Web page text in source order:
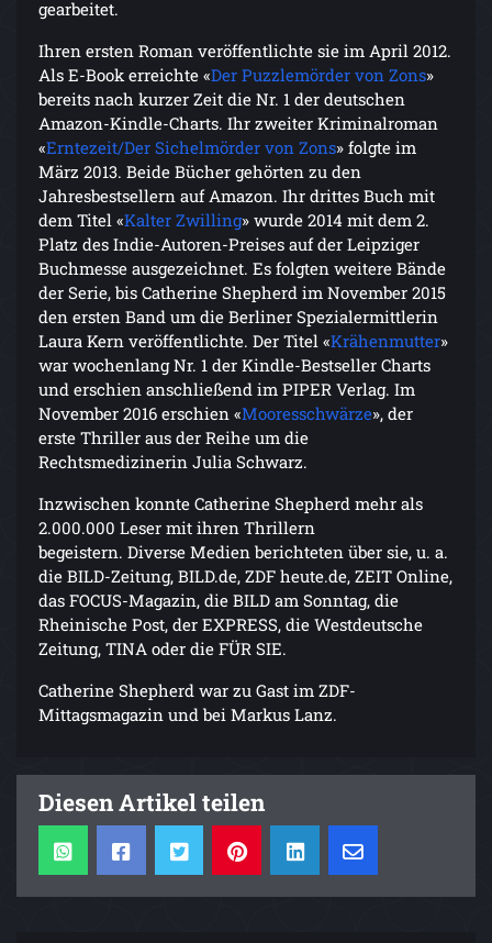
gearbeitet.
Ihren ersten Roman veröffentlichte sie im April 2012.
Als E-Book erreichte «Der Puzzlemörder von Zons»
bereits nach kurzer Zeit die Nr. 1 der deutschen
Amazon-Kindle-Charts. Ihr zweiter Kriminalroman
«Erntezeit/Der Sichelmörder von Zons» folgte im
März 2013. Beide Bücher gehörten zu den
Jahresbestsellern auf Amazon. Ihr drittes Buch mit
dem Titel «Kalter Zwilling» wurde 2014 mit dem 2.
Platz des Indie-Autoren-Preises auf der Leipziger
Buchmesse ausgezeichnet. Es folgten weitere Bände
der Serie, bis Catherine Shepherd im November 2015
den ersten Band um die Berliner Spezialermittlerin
Laura Kern veröffentlichte. Der Titel «Krähenmutter»
war wochenlang Nr. 1 der Kindle-Bestseller Charts
und erschien anschließend im PIPER Verlag. Im
November 2016 erschien «Mooresschwärze», der
erste Thriller aus der Reihe um die
Rechtsmedizinerin Julia Schwarz.
Inzwischen konnte Catherine Shepherd mehr als
2.000.000 Leser mit ihren Thrillern
begeistern. Diverse Medien berichteten über sie, u. a.
die BILD-Zeitung, BILD.de, ZDF heute.de, ZEIT Online,
das FOCUS-Magazin, die BILD am Sonntag, die
Rheinische Post, der EXPRESS, die Westdeutsche
Zeitung, TINA oder die FÜR SIE.
Catherine Shepherd war zu Gast im ZDF-
Mittagsmagazin und bei Markus Lanz.
Diesen Artikel teilen